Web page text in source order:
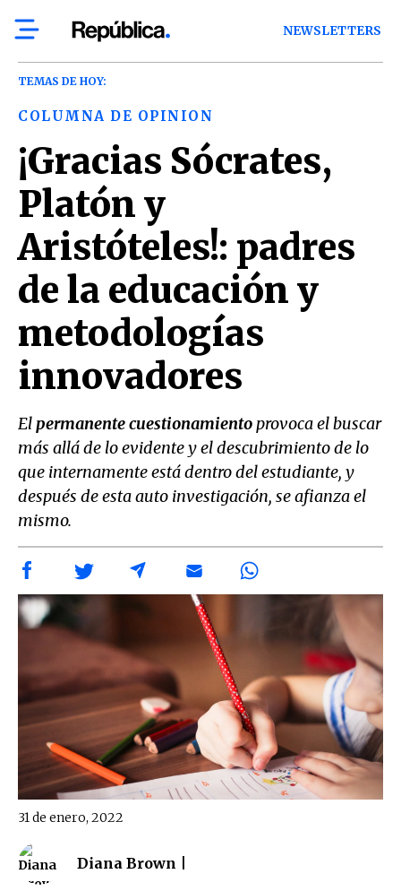
NEWSLETTERS
TEMAS DE HOY:
COLUMNA DE OPINION
¡Gracias Sócrates,
Platón y
Aristóteles!: padres
de la educación y
metodologías
innovadores
Elpermanente cuestionamientoprovoca el buscar
más allá de lo evidente y el descubrimiento de lo
que internamente está dentro del estudiante, y
después de esta auto investigación, se afianza el
mismo.
Diana Brown |
31 de enero, 2022